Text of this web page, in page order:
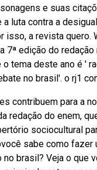
e suas
luta contra a
isso, a revista quero.
7ª edição do redação
o tema deste ano é '
no brasil'. o rj1
contribuem para a
redação do enem,
sociocultural
sabe como fazer
no brasil? Veja o que